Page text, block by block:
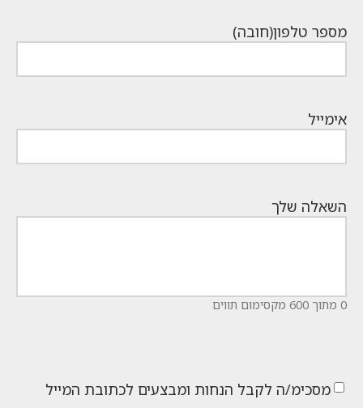
מספר טלפון(חובה)
אימייל
השאלה שלך
0 מתוך 600 מקסימום תווים
מסכימ/ה לקבל הנחות ומבצעים לכתובת המייל